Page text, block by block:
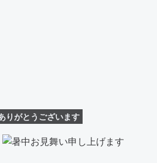
りがとうございます